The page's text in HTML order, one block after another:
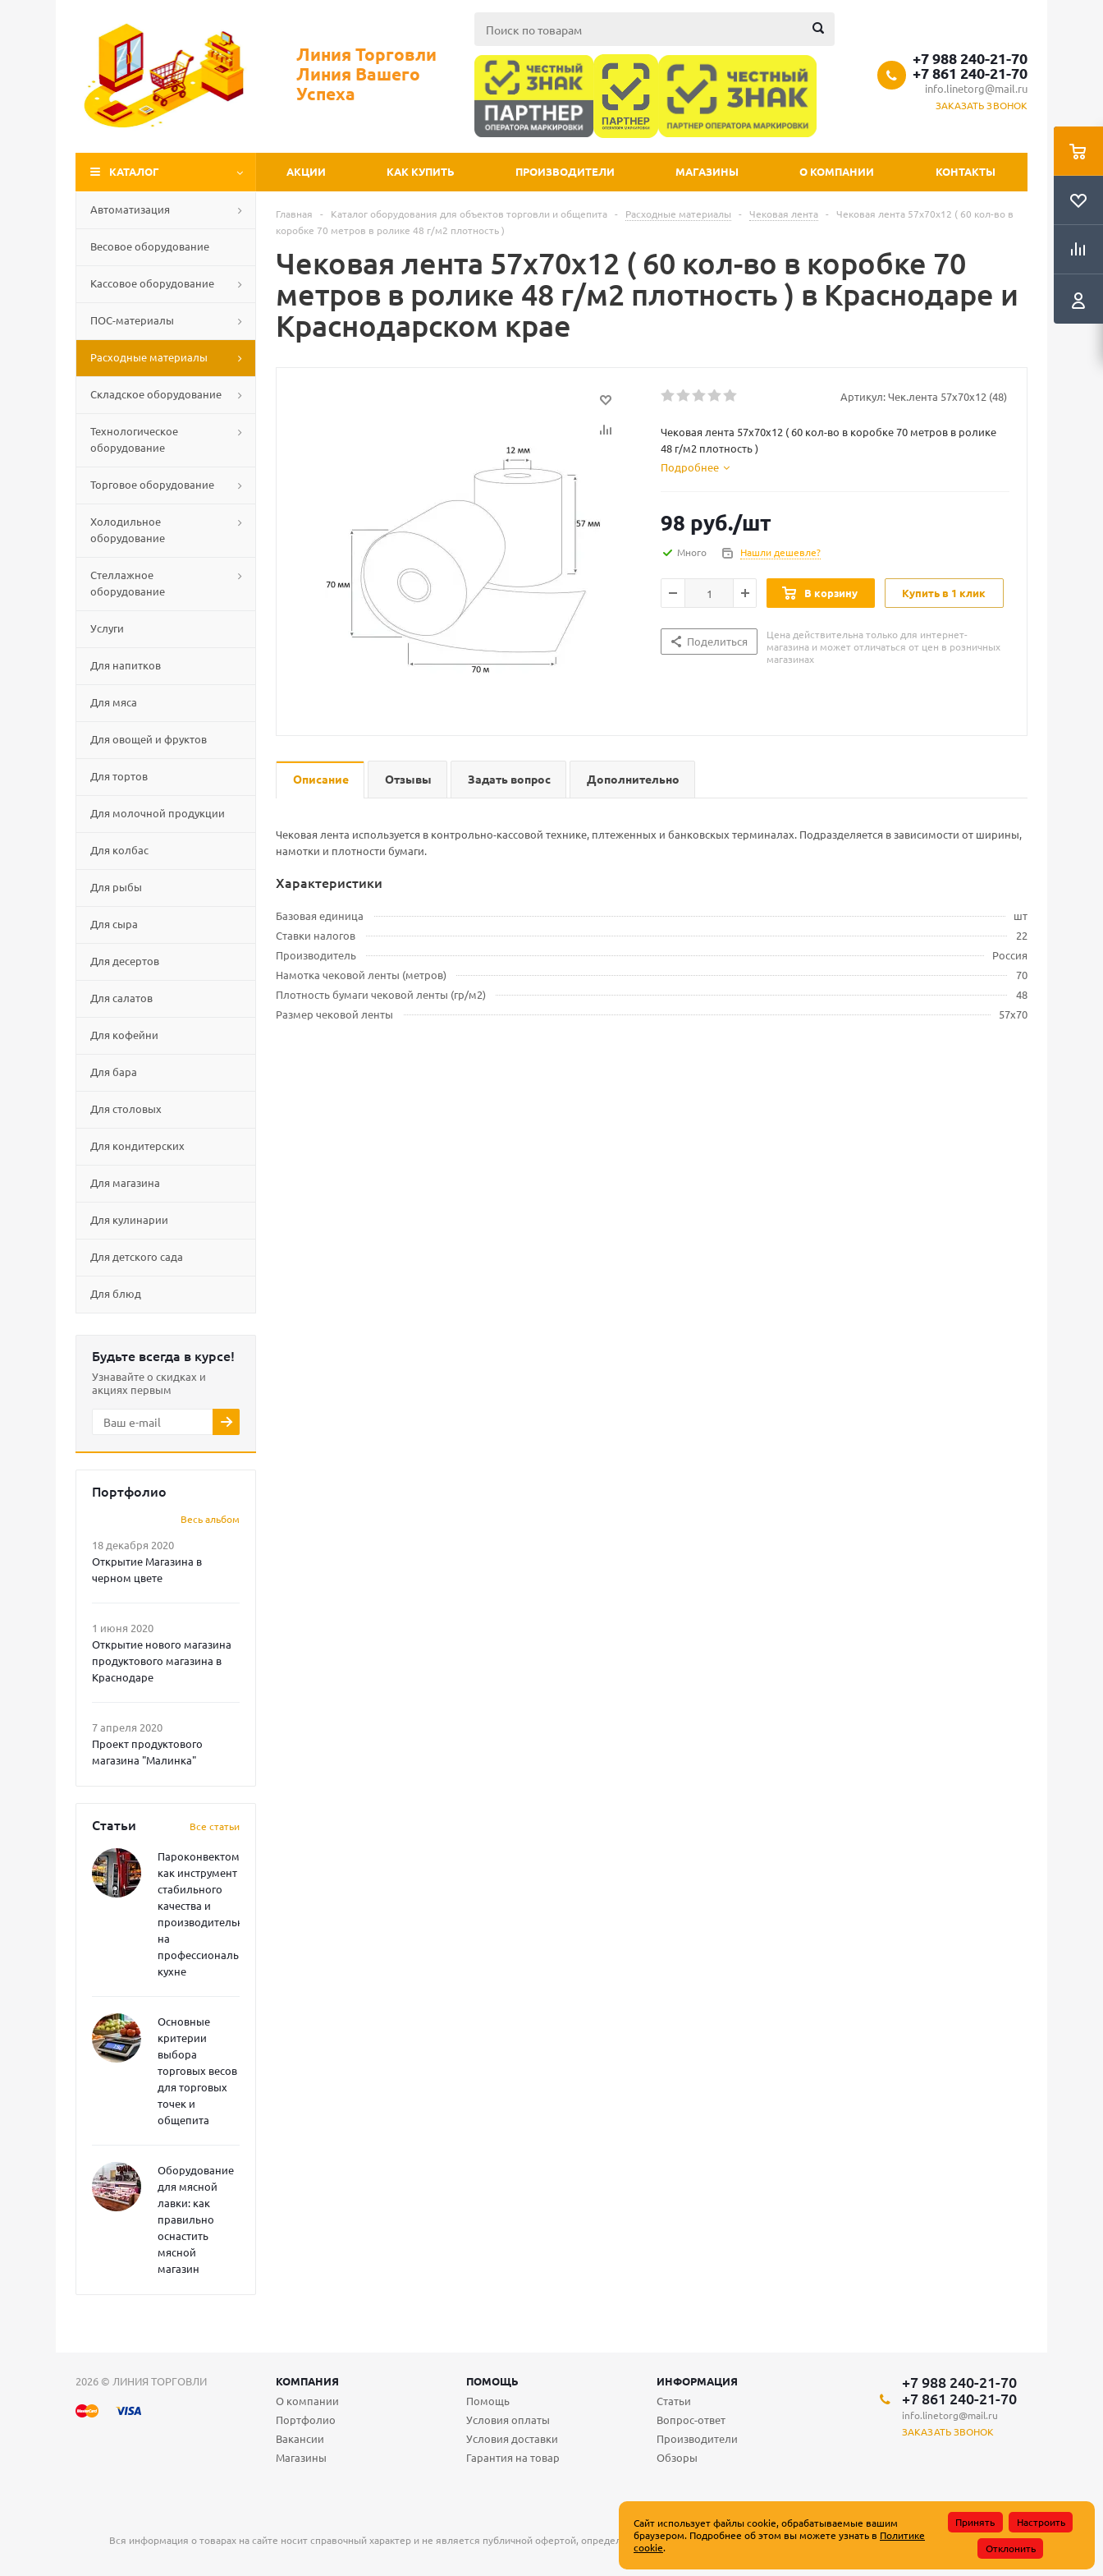
Линия Торговли
Линия Вашего
Успеха
+7 988 240-21-70
+7 861 240-21-70
info.linetorg@mail.ru
ЗАКАЗАТЬ ЗВОНОК
КАТАЛОГ АКЦИИ КАК КУПИТЬ ПРОИЗВОДИТЕЛИ МАГАЗИНЫ О КОМПАНИИ КОНТАКТЫ
Автоматизация
Весовое оборудование
Кассовое оборудование
ПОС-материалы
Расходные материалы
Складское оборудование
Технологическое
оборудование
Торговое оборудование
Холодильное
оборудование
Стеллажное
оборудование
Услуги
Для напитков
Для мяса
Для овощей и фруктов
Для тортов
Для молочной продукции
Для колбас
Для рыбы
Для сыра
Для десертов
Для салатов
Для кофейни
Для бара
Для столовых
Для кондитерских
Для магазина
Для кулинарии
Для детского сада
Для блюд
Будьте всегда в курсе!
Узнавайте о скидках и
акциях первым
Портфолио
Весь альбом
18 декабря 2020
Открытие Магазина в
черном цвете
1 июня 2020
Открытие нового магазина
продуктового магазина в
Краснодаре
7 апреля 2020
Проект продуктового
магазина "Малинка"
Статьи Все статьи
Пароконвектоматы
как инструмент
стабильного
качества и
производительности
на
профессиональной
кухне
Основные
критерии
выбора
торговых весов
для торговых
точек и
общепита
Оборудование
для мясной
лавки: как
правильно
оснастить
мясной
магазин
Главная - Каталог оборудования для объектов торговли и общепита - Расходные материалы - Чековая лента -
Чековая лента 57х70х12 ( 60 кол-во в
коробке 70 метров в ролике 48 г/м2 плотность )
Чековая лента 57х70х12 ( 60 кол-во в коробке 70
метров в ролике 48 г/м2 плотность ) в Краснодаре и
Краснодарском крае
Артикул: Чек.лента 57х70х12 (48)
Чековая лента 57х70х12 ( 60 кол-во в коробке 70 метров в ролике
48 г/м2 плотность )
Подробнее
98 руб./шт
Много Нашли дешевле?
В корзину Купить в 1 клик
Поделиться
Цена действительна только для интернет-
магазина и может отличаться от цен в розничных
магазинах
Описание Отзывы Задать вопрос Дополнительно
Чековая лента используется в контрольно-кассовой технике, плтеженных и банковскых терминалах. Подразделяется в зависимости от ширины,
намотки и плотности бумаги.
Характеристики
Базовая единица
шт
Ставки налогов
22
Производитель
Россия
Намотка чековой ленты (метров)
70
Плотность бумаги чековой ленты (гр/м2)
48
Размер чековой ленты
57х70
2026 © ЛИНИЯ ТОРГОВЛИ КОМПАНИЯ ПОМОЩЬ
ИНФОРМАЦИЯ
О компании
Портфолио
Вакансии
Магазины
Помощь
Условия оплаты
Условия доставки
Гарантия на товар
Статьи
Вопрос-ответ
Производители
Обзоры
+7 988 240-21-70
+7 861 240-21-70
info.linetorg@mail.ru
ЗАКАЗАТЬ ЗВОНОК
Вся информация о товарах на сайте носит справочный характер и не является публичной офертой, определяемой положениями Статьи 437 Гражданского кодекса Российской Федерации.
Сайт использует файлы cookie, обрабатываемые вашим
браузером. Подробнее об этом вы можете узнать в Политике
cookie.
Принять
Настроить
Отклонить